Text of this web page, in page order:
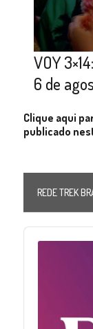
VOY
6 de
Clique aqui
publicado
REDE TREK
Audio
Player